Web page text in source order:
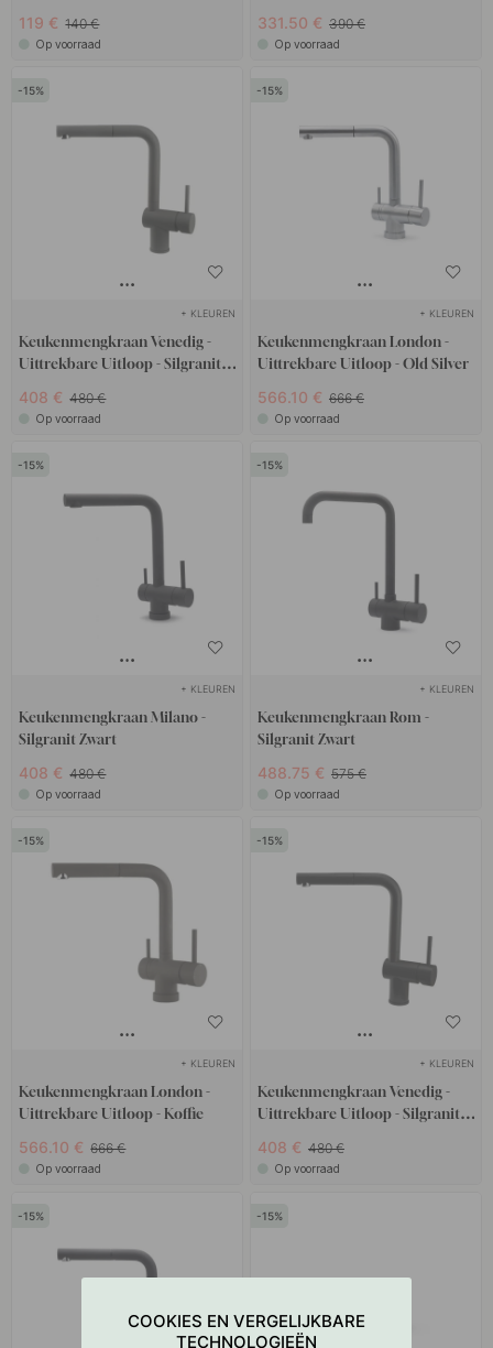
119 € 140 €
Op voorraad
331.50 € 390 €
Op voorraad
15
+ KLEUREN
Keukenmengkraan Venedig -
Uittrekbare Uitloop - Silgranit
408 € 480 €
Op voorraad
15
+ KLEUREN
Keukenmengkraan London -
Uittrekbare Uitloop - Old Silver
566.10 € 666 €
Op voorraad
15
+ KLEUREN
Keukenmengkraan Milano -
Silgranit Zwart
408 € 480 €
Op voorraad
15
+ KLEUREN
Keukenmengkraan Rom -
Silgranit Zwart
488.75 € 575 €
Op voorraad
15
+ KLEUREN
Keukenmengkraan London -
Uittrekbare Uitloop - Koffie
566.10 € 666 €
Op voorraad
15
+ KLEUREN
Keukenmengkraan Venedig -
Uittrekbare Uitloop - Silgranit
408 € 480 €
Op voorraad
15 15
COOKIES EN VERGELIJKBARE
TECHNOLOGIEËN